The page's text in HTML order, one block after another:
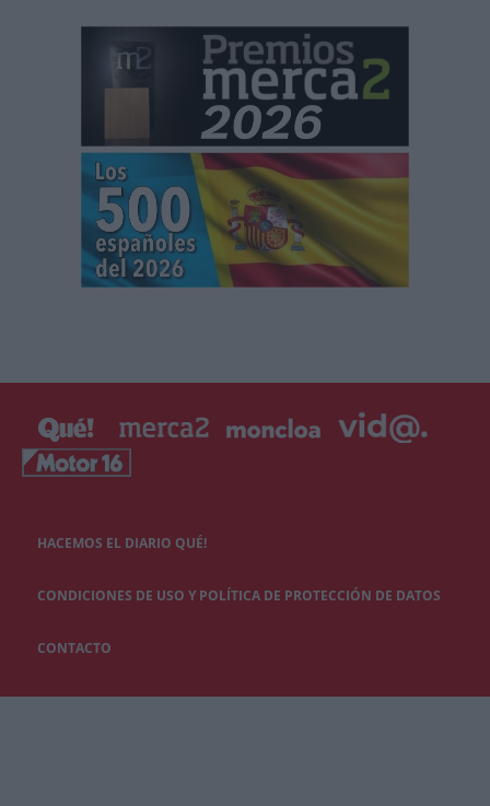
HACEMOS EL DIARIO QUÉ!
CONDICIONES DE USO Y POLÍTICA DE PROTECCIÓN DE DATOS
CONTACTO